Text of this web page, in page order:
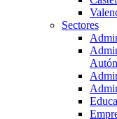
Sectores